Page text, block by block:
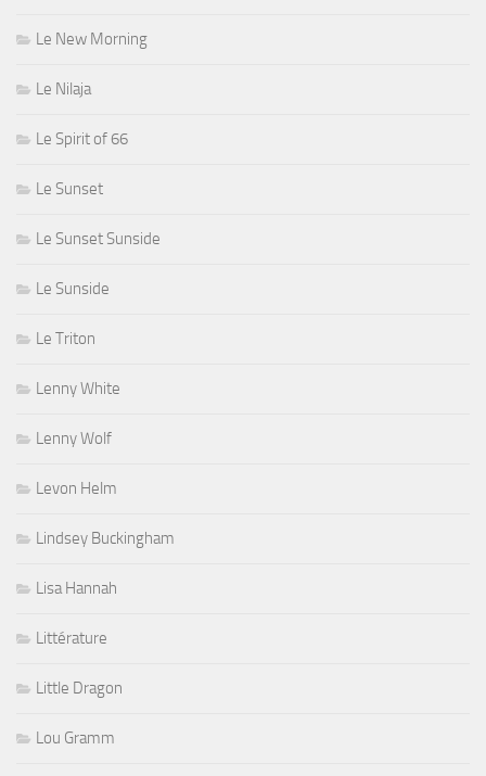
Le New Morning
Le Nilaja
Le Spirit of 66
Le Sunset
Le Sunset Sunside
Le Sunside
Le Triton
Lenny White
Lenny Wolf
Levon Helm
Lindsey Buckingham
Lisa Hannah
Littérature
Little Dragon
Lou Gramm